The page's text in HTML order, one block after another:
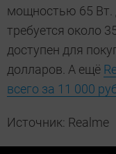
мощностью 65 Вт.
требуется около
доступен для
долларов. А ещё
всего за 11 000
Источник: Realme